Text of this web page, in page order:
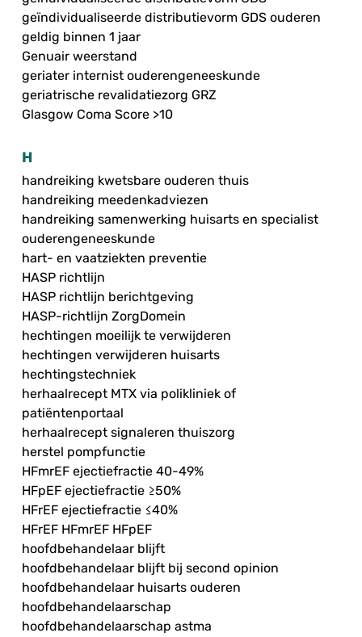
geïndividualiseerde distributievorm GDS ouderen
geldig binnen 1 jaar
Genuair weerstand
geriater internist ouderengeneeskunde
geriatrische revalidatiezorg GRZ
Glasgow Coma Score >10
H
handreiking kwetsbare ouderen thuis
handreiking meedenkadviezen
handreiking samenwerking huisarts en specialist
ouderengeneeskunde
hart- en vaatziekten preventie
HASP richtlijn
HASP richtlijn berichtgeving
HASP-richtlijn ZorgDomein
hechtingen moeilijk te verwijderen
hechtingen verwijderen huisarts
hechtingstechniek
herhaalrecept MTX via polikliniek of
patiëntenportaal
herhaalrecept signaleren thuiszorg
herstel pompfunctie
HFmrEF ejectiefractie 40-49%
HFpEF ejectiefractie ≥50%
HFrEF ejectiefractie ≤40%
HFrEF HFmrEF HFpEF
hoofdbehandelaar blijft
hoofdbehandelaar blijft bij second opinion
hoofdbehandelaar huisarts ouderen
hoofdbehandelaarschap
hoofdbehandelaarschap astma